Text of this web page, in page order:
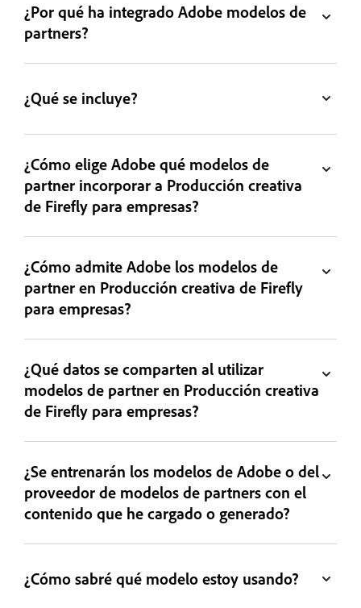
¿Por qué ha integrado Adobe modelos de
partners?
¿Qué se incluye?
¿Cómo elige Adobe qué modelos de
partner incorporar a Producción creativa
de Firefly para empresas?
¿Cómo admite Adobe los modelos de
partner en Producción creativa de Firefly
para empresas?
¿Qué datos se comparten al utilizar
modelos de partner en Producción creativa
de Firefly para empresas?
¿Se entrenarán los modelos de Adobe o del
proveedor de modelos de partners con el
contenido que he cargado o generado?
¿Cómo sabré qué modelo estoy usando?